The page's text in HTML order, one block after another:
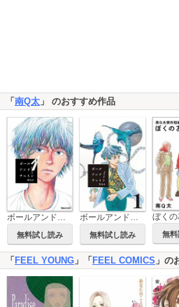
「 南Q太 」 のおすすめ作品
無料試し読み 無料試し読み
ぼく
無
「 FEEL YOUNG 」「 FEEL COMICS 」の